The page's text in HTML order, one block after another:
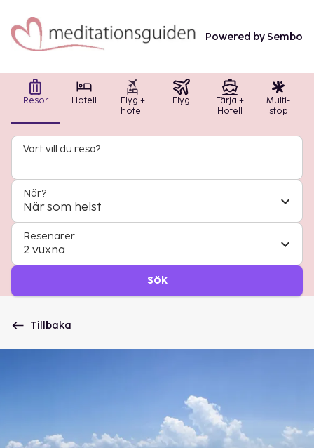
Powered by Sembo
Resor Hotell
Flyg +
hotell
Flyg
Färja +
Hotell
Multi-
stop
Vart vill du resa?
När?
När som helst
Resenärer
2 vuxna
Sök
Tillbaka